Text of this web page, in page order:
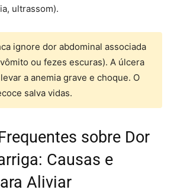
ultrassom).
ignore dor abdominal associada
ou fezes escuras). A úlcera
a anemia grave e choque. O
salva vidas.
sobre Dor
Causas e
Aliviar